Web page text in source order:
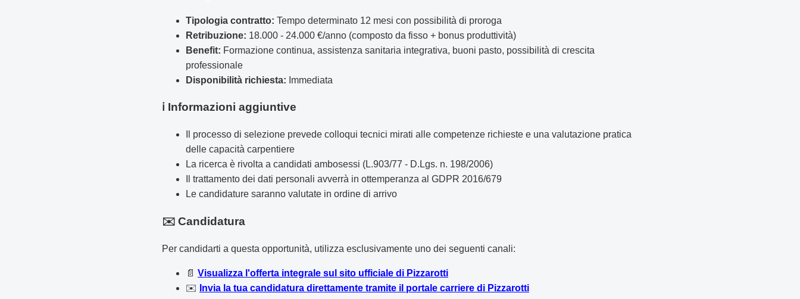
Tipologia contratto: Tempo determinato 12 mesi con possibilità di proroga
Retribuzione: 18.000 - 24.000 €/anno (composto da fisso + bonus produttività)
Benefit: Formazione continua, assistenza sanitaria integrativa, buoni pasto, possibilità di crescita
professionale
Disponibilità richiesta: Immediata
ℹ️ Informazioni aggiuntive
Il processo di selezione prevede colloqui tecnici mirati alle competenze richieste e una valutazione pratica
delle capacità carpentiere
La ricerca è rivolta a candidati ambosessi (L.903/77 - D.Lgs. n. 198/2006)
Il trattamento dei dati personali avverrà in ottemperanza al GDPR 2016/679
Le candidature saranno valutate in ordine di arrivo
✉️ Candidatura
Per candidarti a questa opportunità, utilizza esclusivamente uno dei seguenti canali:
📄 Visualizza l'offerta integrale sul sito ufficiale di Pizzarotti
✉️
Invia la tua candidatura direttamente tramite il portale carriere di Pizzarotti